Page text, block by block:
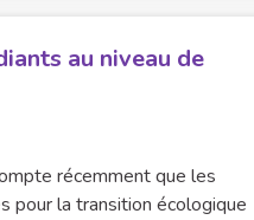
au niveau de
récemment que les
pour la transition écologique